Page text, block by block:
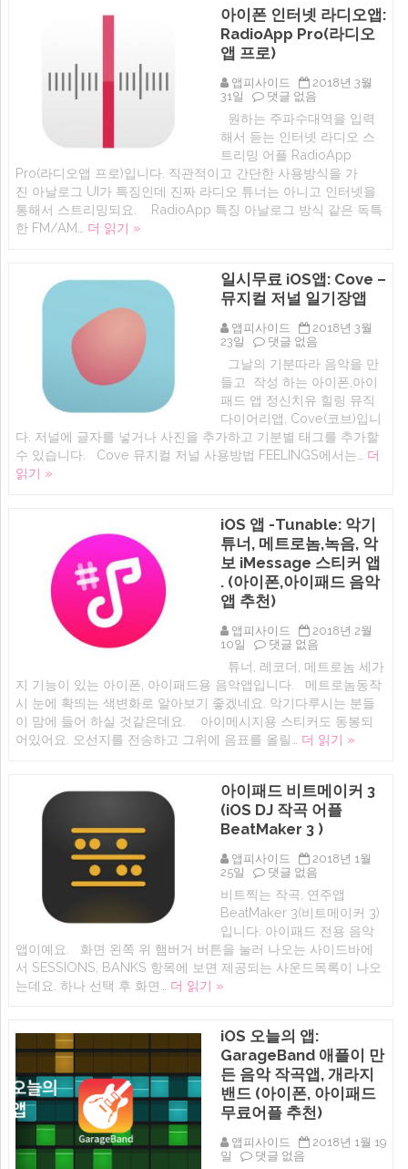
패
드
어
플
추
천
(아
이
폰,
아
이
패
드
겸
용)
에
계
절
입
니
(아
이
폰,
아
이
패
드
앱
스
토
악
어
플
음)
에
아이폰 인터넷 라디오앱:
RadioApp Pro(라디오
앱 프로)
앱피사이드
2018년 3월
31일
아
폰
인
터
넷
라
디
오
앱:
오
앱
프
에
댓글 없음
원하는 주파수대역을 입력
해서 듣는 인터넷 라디오 스
트리밍 어플 RadioApp
Pro(라디오앱 프로)입니다. 직관적이고 간단한 사용방식을 가
진 아날로그 UI가 특징인데 진짜 라디오 튜너는 아니고 인터넷을
통해서 스트리밍되요. RadioApp 특징 아날로그 방식 같은 독특
한 FM/AM… 더 읽기 »
일시무료 iOS앱: Cove –
뮤지컬 저널 일기장앱
앱피사이드
2018년 3월
23일
일
무
료
iOS
앱:
Cove
–
뮤
지
일
장
앱
에
댓글 없음
그날의 기분따라 음악을 만
들고 작성 하는 아이폰,아이
패드 앱 정신치유 힐링 뮤직
다이어리앱, Cove(코브)입니
다. 저널에 글자를 넣거나 사진을 추가하고 기분별 태그를 추가할
수 있습니다. Cove 뮤지컬 저널 사용방법 FEELINGS에서는… 더
읽기 »
iOS 앱 -Tunable: 악기
튜너, 메트로놈,녹음, 악
보 iMessage 스티커 앱
. (아이폰,아이패드 음악
앱 추천)
앱피사이드
2018년 2월
10일
iOS
-
Tunable:
악
기
튜
너,
놈,
녹
음,
악
iMessage
스
티
커
앱
.
(아
이
폰,
드
음
악
앱
추
천)
에
댓글 없음
튜너, 레코더, 메트로놈 세가
지 기능이 있는 아이폰, 아이패드용 음악앱입니다. 메트로놈동작
시 눈에 확띄는 색변화로 알아보기 좋겠네요. 악기다루시는 분들
이 맘에 들어 하실 것같은데요. 아이메시지용 스티커도 동봉되
어있어요. 오선지를 전송하고 그위에 음표를 올릴… 더 읽기 »
아이패드 비트메이커 3
(iOS DJ 작곡 어플
BeatMaker 3 )
앱피사이드
2018년 1월
25일
아
패
드
비
트
메
이
작
곡
어
플
BeatMaker
3
)
댓글 없음
비트찍는 작곡, 연주앱
BeatMaker 3(비트메이커 3)
입니다. 아이패드 전용 음악
앱이예요. 화면 왼쪽 위 햄버거 버튼을 눌러 나오는 사이드바에
서 SESSIONS, BANKS 항목에 보면 제공되는 사운드목록이 나오
는데요. 하나 선택 후 화면… 더 읽기 »
iOS 오늘의 앱:
GarageBand 애플이 만
든 음악 작곡앱, 개라지
밴드 (아이폰, 아이패드
무료어플 추천)
앱피사이드
2018년 1월 19
일
iOS
댓글 없음